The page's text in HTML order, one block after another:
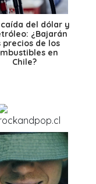
del dólar y
¿Bajarán
precios de los
en
Chile?